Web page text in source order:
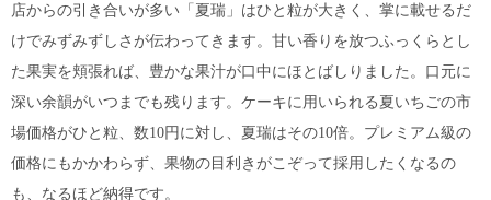
店からの引き合いが多い「夏瑞」はひと粒が大きく、掌に載せるだ
けでみずみずしさが伝わってきます。甘い香りを放つふっくらとし
た果実を頬張れば、豊かな果汁が口中にほとばしりました。口元に
深い余韻がいつまでも残ります。ケーキに用いられる夏いちごの市
場価格がひと粒、数10円に対し、夏瑞はその10倍。プレミアム級の
価格にもかかわらず、果物の目利きがこぞって採用したくなるの
も、なるほど納得です。